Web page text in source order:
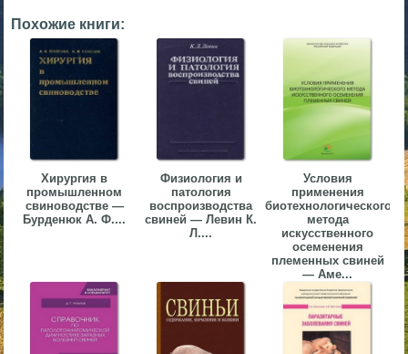
Похожие книги:
Хирургия в
промышленном
свиноводстве —
Бурденюк А. Ф....
Физиология и
патология
воспроизводства
свиней — Левин К.
Л....
Условия
применения
биотехнологического
метода
искусственного
осеменения
племенных свиней
— Аме...
▼
▼
▼